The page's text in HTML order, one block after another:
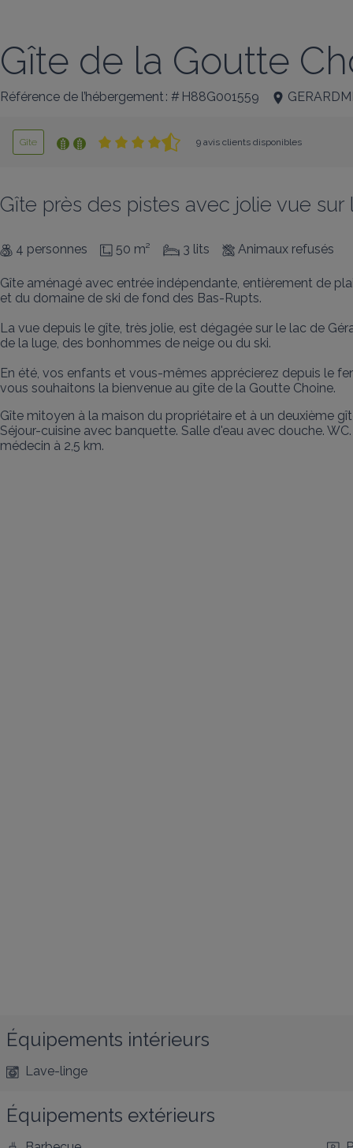
Gîte de la Goutte
Référence de l’hébergement : # H88G001559
Gîte 9 avis clients disponibles
Gîte près des pistes avec jolie vue
4 personnes 50 m² 3 lits Animaux refusés
Gîte aménagé avec entrée indépendante, entièrement de
et du domaine de ski de fond des Bas-Rupts.
La vue depuis le gîte, très jolie, est dégagée sur le lac de
de la luge, des bonhommes de neige ou du ski.
En été, vos enfants et vous-mêmes apprécierez depuis le
vous souhaitons la bienvenue au gîte de la Goutte Choine.
Gîte mitoyen à la maison du propriétaire et à un deuxième
Séjour-cuisine avec banquette. Salle d'eau avec douche.
médecin à 2,5 km.
Équipements intérieurs
Lave-linge
Équipements extérieurs